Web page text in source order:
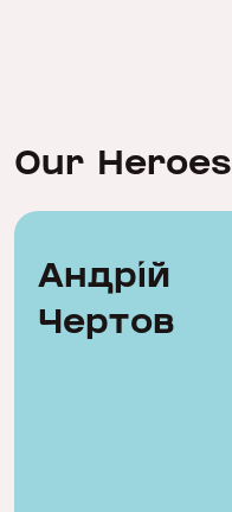
Our Heroes
Андрій
Чертов